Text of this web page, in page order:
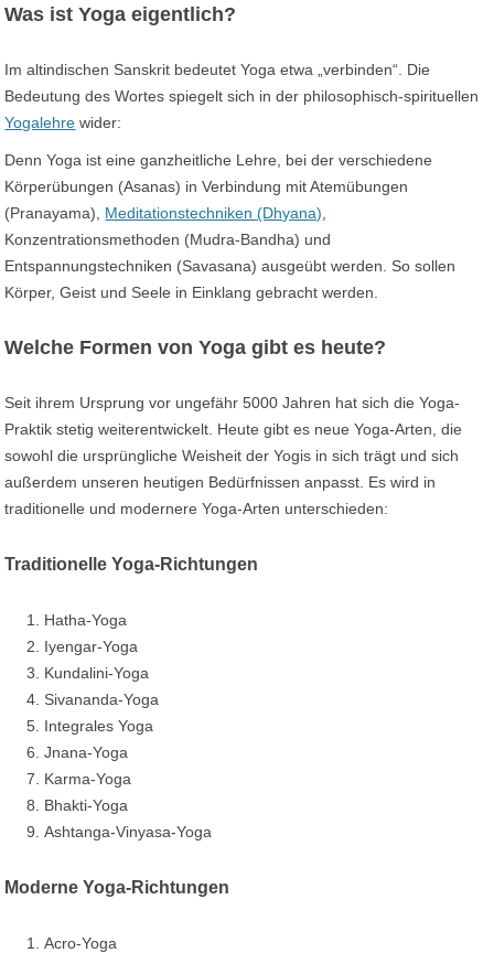
Was ist Yoga eigentlich?
Im altindischen Sanskrit bedeutet Yoga etwa „verbinden“. Die
Bedeutung des Wortes spiegelt sich in der philosophisch-spirituellen
Yogalehre wider:
Denn Yoga ist eine ganzheitliche Lehre, bei der verschiedene
Körperübungen (Asanas) in Verbindung mit Atemübungen
(Pranayama), Meditationstechniken (Dhyana)
Konzentrationsmethoden (Mudra-Bandha) und
Entspannungstechniken (Savasana) ausgeübt werden. So sollen
Körper, Geist und Seele in Einklang gebracht werden.
Welche Formen von Yoga gibt es heute?
Seit ihrem Ursprung vor ungefähr 5000 Jahren hat sich die Yoga-
Praktik stetig weiterentwickelt. Heute gibt es neue Yoga-Arten, die
sowohl die ursprüngliche Weisheit der Yogis in sich trägt und sich
außerdem unseren heutigen Bedürfnissen anpasst. Es wird in
traditionelle und modernere Yoga-Arten unterschieden:
Traditionelle Yoga-Richtungen
Hatha-Yoga
Iyengar-Yoga
Kundalini-Yoga
Sivananda-Yoga
Integrales Yoga
Jnana-Yoga
Karma-Yoga
Bhakti-Yoga
Ashtanga-Vinyasa-Yoga
Moderne Yoga-Richtungen
Acro-Yoga